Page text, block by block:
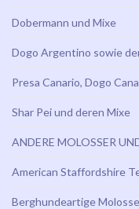
Dobermann und Mixe
Dogo Argentino sowie
Presa Canario, Dogo
Shar Pei und deren Mixe
ANDERE MOLOSSER
American Staffordshire
Berghundeartige